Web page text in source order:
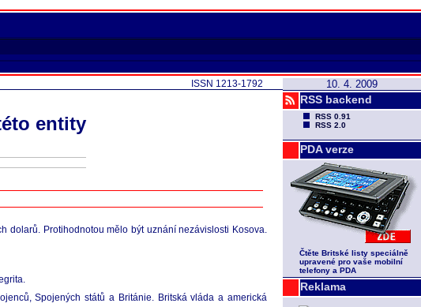
10. 4. 2009
RSS backend
RSS 0.91
RSS 2.0
PDA verze
Čtěte Britské listy speciálně
upravené pro vaše mobilní
telefony a PDA
Reklama
ISSN 1213-1792
entity
dolarů. Protihodnotou mělo být uznání nezávislosti Kosova.
Spojených států a Británie. Britská vláda a americká